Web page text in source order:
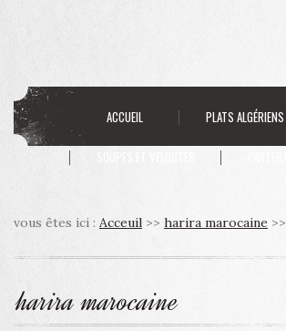
ACCUEIL PLATS ALGÉRIENS
vous êtes ici : Acceuil >> harira marocaine >>
harira marocaine